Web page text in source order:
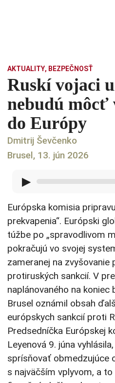
AKTUALITY, BEZPEČNOSŤ
Ruskí vojaci
nebudú môcť
do Európy
Dmitrij Ševčenko
Brusel, 13. jún 2026
▶
Európska komisia
prekvapenia“. Európski
túžbe po „spravodlivom
pokračujú vo svojej
zameranej na zvyšovanie
protiruských sankcií. V
naplánovaného na koniec
Brusel oznámil obsah
európskych sankcií proti
Predsedníčka Európskej
Leyenová 9. júna
sprísňovať obmedzujúce
s najväčším vplyvom, a